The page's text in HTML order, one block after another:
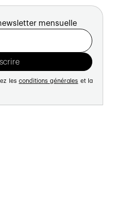
mensuelle
les conditions générales et la